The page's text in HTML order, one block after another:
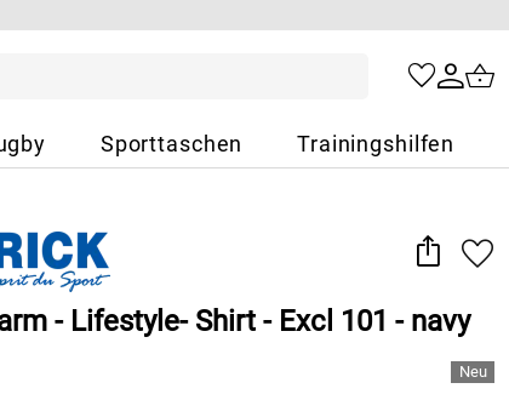
Sporttaschen Trainingshilfen
- Lifestyle- Shirt - Excl 101 - navy